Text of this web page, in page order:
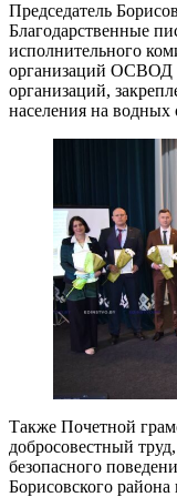
Председатель
Благодарственные
исполнительного
организаций ОСВОД
организаций,
населения на водных
Также Почетной
добросовестный
безопасного
Борисовского